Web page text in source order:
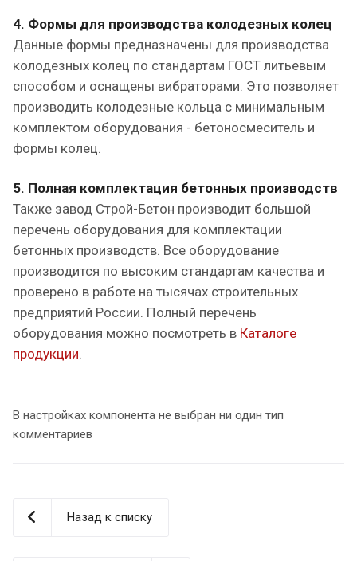
4. Формы для производства колодезных колец
Данные формы предназначены для производства
колодезных колец по стандартам ГОСТ литьевым
способом и оснащены вибраторами. Это позволяет
производить колодезные кольца с минимальным
комплектом оборудования - бетоносмеситель и
формы колец.
5. Полная комплектация бетонных производств
Также завод Строй-Бетон производит большой
перечень оборудования для комплектации
бетонных производств. Все оборудование
производится по высоким стандартам качества и
проверено в работе на тысячах строительных
предприятий России. Полный перечень
оборудования можно посмотреть в Каталоге
продукции.
В настройках компонента не выбран ни один тип
комментариев
Назад к списку